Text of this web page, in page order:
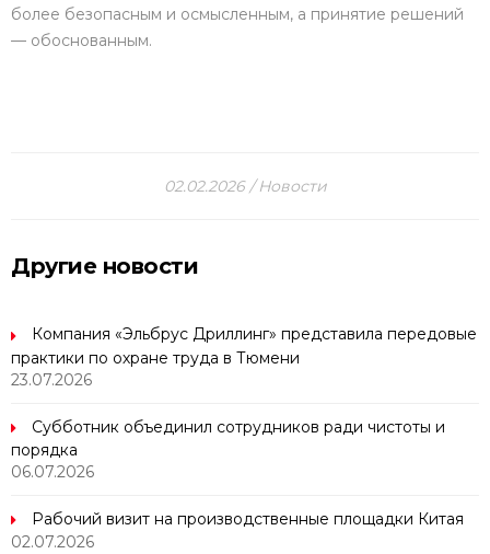
более безопасным и осмысленным, а принятие решений
— обоснованным.
02.02.2026 Новости
Другие новости
Компания «Эльбрус Дриллинг» представила передовые
практики по охране труда в Тюмени
23.07.2026
Субботник объединил сотрудников ради чистоты и
порядка
06.07.2026
Рабочий визит на производственные площадки Китая
02.07.2026